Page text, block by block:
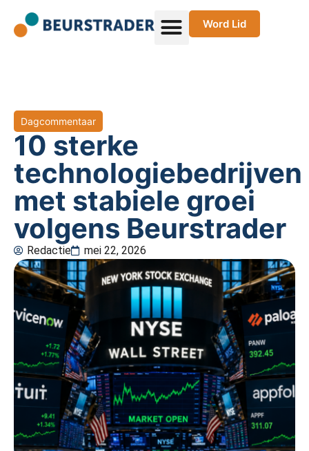
Word Lid
Dagcommentaar
10 sterke
technologiebedrijven
met stabiele groei
volgens Beurstrader
Redactie mei 22, 2026